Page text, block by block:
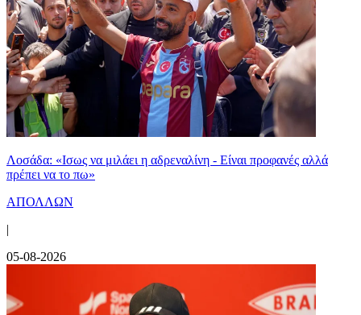
Λοσάδα: «Ισως να μιλάει η αδρεναλίνη - Είναι προφανές αλλά
πρέπει να το πω»
ΑΠΟΛΛΩΝ
|
05-08-2026